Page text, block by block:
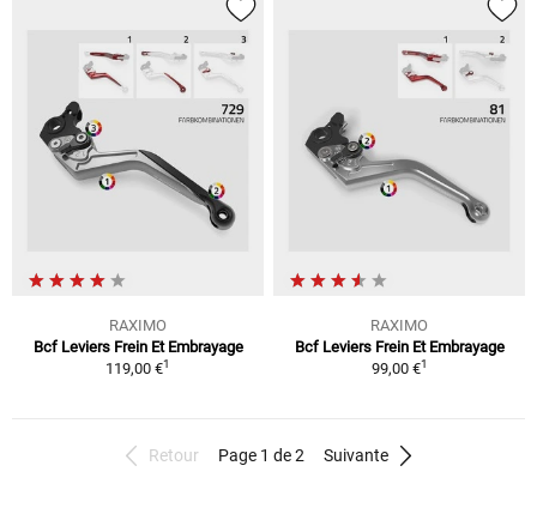
RAXIMO
Bcf Leviers Frein Et Embrayage
119,00 €1
RAXIMO
Bcf Leviers Frein Et Embrayage
99,00 €1
Retour Page 1 de 2 Suivante